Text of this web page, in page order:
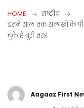
HOME
राष्ट्रीय
इतने साल तक सलाखों के
चुके है बुरी तरह
Aagaaz First